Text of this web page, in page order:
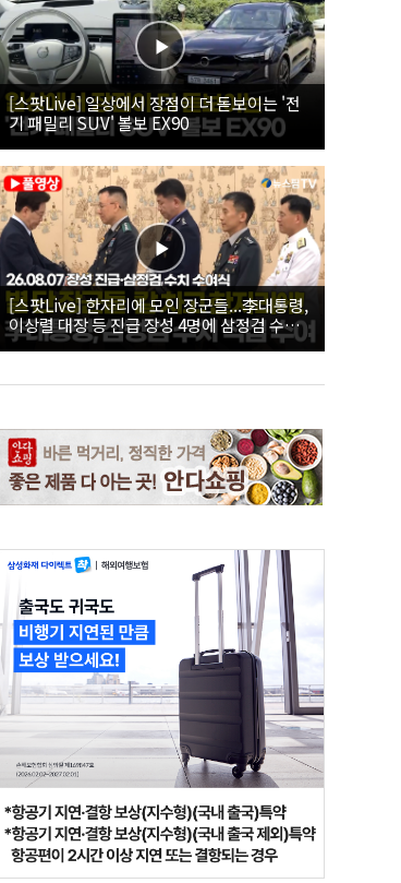
[스팟Live] 일상에서 장점이 더 돋보이는 '전
기 패밀리 SUV' 볼보 EX90
[스팟Live] 한자리에 모인 장군들...李대통령,
이상렬 대장 등 진급 장성 4명에 삼정검 수치
직접 수여｜26.08.07 장성 진급·삼정검 수치